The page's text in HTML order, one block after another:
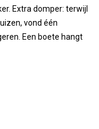
Extra domper: terwijl
vond één
Een boete hangt